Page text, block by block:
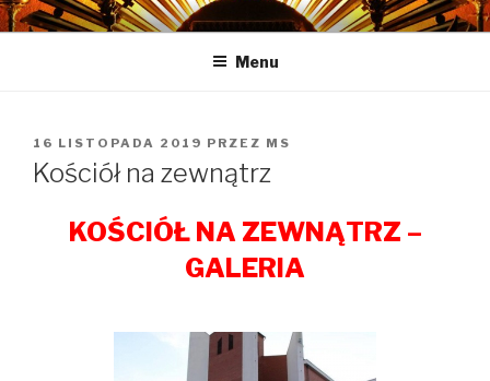
Przejdź
do
PARAFIA PW. ŚW.
KAZIMIERZA KRÓLEWICZA
Bóg jest Miłością
Menu
OPUBLIKOWANE
W
16 LISTOPADA 2019 PRZEZ MS
Kościół na zewnątrz
KOŚCIÓŁ NA ZEWNĄTRZ –
GALERIA